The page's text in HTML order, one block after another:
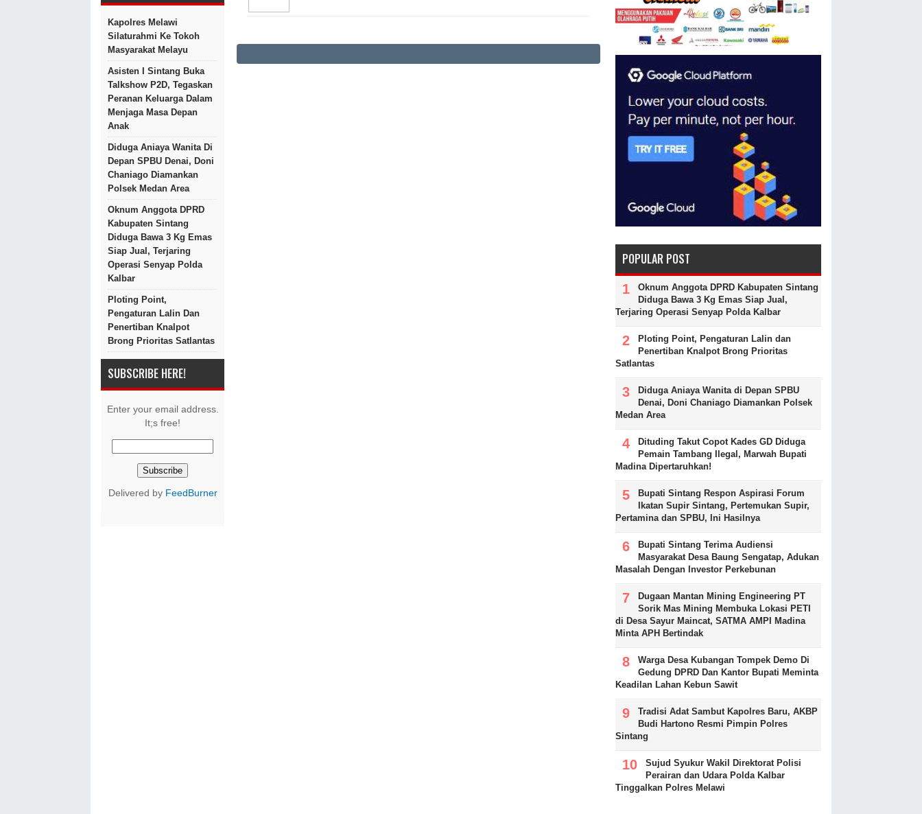
Kapolres Melawi
Silaturahmi Ke Tokoh
Masyarakat Melayu
Asisten I Sintang Buka
Talkshow P2D, Tegaskan
Peranan Keluarga Dalam
Menjaga Masa Depan
Anak
Diduga Aniaya Wanita Di
Depan SPBU Denai, Doni
Chaniago Diamankan
Polsek Medan Area
Oknum Anggota DPRD
Kabupaten Sintang
Diduga Bawa 3 Kg Emas
Siap Jual, Terjaring
Operasi Senyap Polda
Kalbar
Ploting Point,
Pengaturan Lalin Dan
Penertiban Knalpot
Brong Prioritas Satlantas
SUBSCRIBE HERE!
Enter your email address.
It;s free!
Delivered by FeedBurner
POPULAR POST
Oknum Anggota DPRD Kabupaten Sintang
Diduga Bawa 3 Kg Emas Siap Jual,
Terjaring Operasi Senyap Polda Kalbar
Ploting Point, Pengaturan Lalin dan
Penertiban Knalpot Brong Prioritas
Satlantas
Diduga Aniaya Wanita di Depan SPBU
Denai, Doni Chaniago Diamankan Polsek
Medan Area
Dituding Takut Copot Kades GD Diduga
Pemain Tambang Ilegal, Marwah Bupati
Madina Dipertaruhkan!
Bupati Sintang Respon Aspirasi Forum
Ikatan Supir Sintang, Pertemukan Supir,
Pertamina dan SPBU, Ini Hasilnya
Bupati Sintang Terima Audiensi
Masyarakat Desa Baung Sengatap, Adukan
Masalah Dengan Investor Perkebunan
Dugaan Mantan Mining Engineering PT
Sorik Mas Mining Membuka Lokasi PETI
di Desa Sayur Maincat, SATMA AMPI Madina
Minta APH Bertindak
Warga Desa Kubangan Tompek Demo Di
Gedung DPRD Dan Kantor Bupati Meminta
Keadilan Lahan Kebun Sawit
Tradisi Adat Sambut Kapolres Baru, AKBP
Budi Hartono Resmi Pimpin Polres
Sintang
Sujud Syukur Wakil Direktorat Polisi
Perairan dan Udara Polda Kalbar
Tinggalkan Polres Melawi